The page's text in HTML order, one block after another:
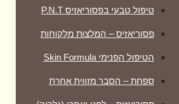
טיפול טבעי בפסוריאזיס P.N.T
פסוריאזיס – המלצות מלקוחות
הטיפול הפנימי Skin Formula
ספחת – הסבר מזווית אחרת